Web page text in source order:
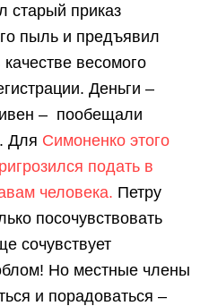
старый приказ
пыль и предъявил
весомого
Деньги –
– пообещали
Для Симоненко этого
подать в
человека. Петру
посочувствовать
сочувствует
Но местные члены
и порадоваться –